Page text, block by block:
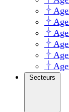
Secteurs